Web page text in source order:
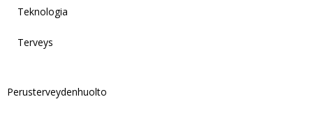
Teknologia
Terveys
Perusterveydenhuolto